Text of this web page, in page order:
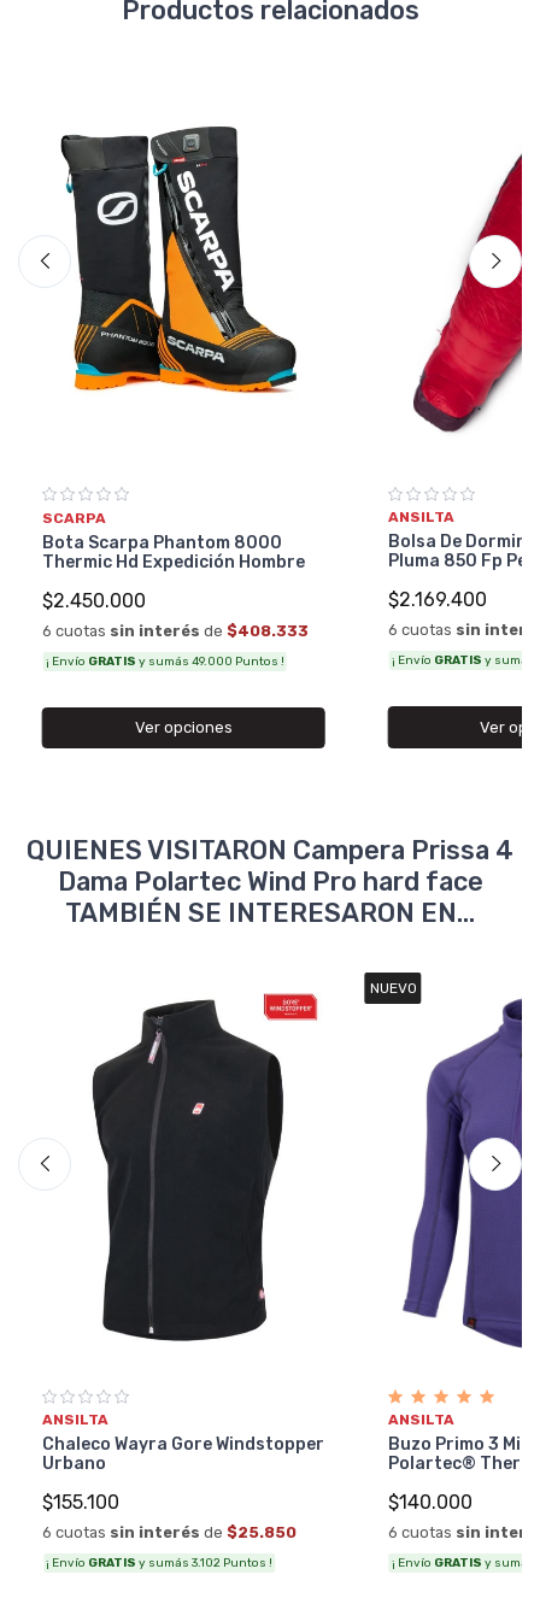
Productos relacionados
SCARPA
Bota Scarpa Phantom 8000
Thermic Hd Expedición Hombre
$2.450.000
6 cuotas sin interés de $408.333
¡ Envío GRATIS y sumás 49.000 Puntos !
Ver opciones
ANSILTA
Bolsa De Dormir
Pluma 850 Fp
$2.169.400
6 cuotas sin
¡ Envío GRATIS y sumás
Ver
QUIENES VISITARON Campera Prissa 4
Dama Polartec Wind Pro hard face
TAMBIÉN SE INTERESARON EN...
ANSILTA
Chaleco Wayra Gore Windstopper
Urbano
$155.100
6 cuotas sin interés de $25.850
¡ Envío GRATIS y sumás 3.102 Puntos !
NUEVO
ANSILTA
Buzo Primo 3
Polartec®
$140.000
6 cuotas sin
¡ Envío GRATIS y sumás